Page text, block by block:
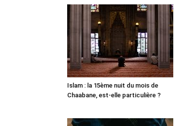
Islam : la 15ème nuit du mois de
Chaabane, est-elle particulière ?